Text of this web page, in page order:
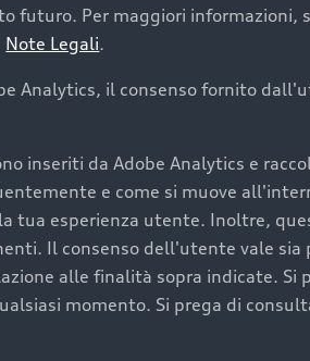
guidare un’Audi è comprarne una.
fornirti un’ampia gamma
ti garantiamo il valore futuro
tutta la libertà di scegliere
o restituirla.
futuro. Per maggiori informazioni,
Note Legali.
Analytics, il consenso fornito
inseriti da Adobe Analytics e
e come si muove
tua esperienza utente. Inoltre,
Il consenso dell'utente vale sia
alle finalità sopra indicate. Si
momento. Si prega di